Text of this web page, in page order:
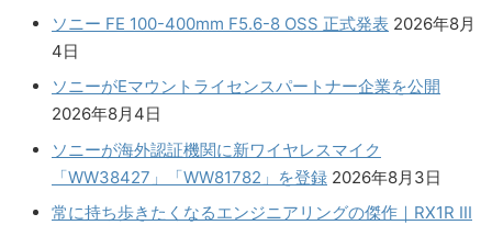
ソニー FE 100-400mm F5.6-8 OSS 正式発表 2026年8月
4日
ソニーがEマウントライセンスパートナー企業を公開
2026年8月4日
ソニーが海外認証機関に新ワイヤレスマイク
「WW38427」「WW81782」を登録 2026年8月3日
常に持ち歩きたくなるエンジニアリングの傑作｜RX1R III